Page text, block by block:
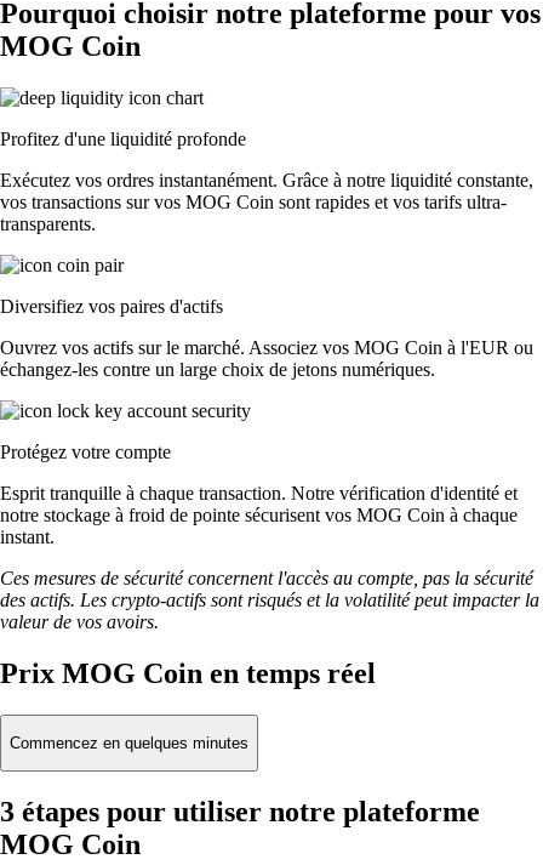
Pourquoi choisir notre plateforme pour vos
MOG Coin
Profitez d'une liquidité profonde
Exécutez vos ordres instantanément. Grâce à notre liquidité constante,
vos transactions sur vos MOG Coin sont rapides et vos tarifs ultra-
transparents.
Diversifiez vos paires d'actifs
Ouvrez vos actifs sur le marché. Associez vos MOG Coin à l'EUR ou
échangez-les contre un large choix de jetons numériques.
Protégez votre compte
Esprit tranquille à chaque transaction. Notre vérification d'identité et
notre stockage à froid de pointe sécurisent vos MOG Coin à chaque
instant.
Ces mesures de sécurité concernent l'accès au compte, pas la sécurité
des actifs. Les crypto-actifs sont risqués et la volatilité peut impacter la
valeur de vos avoirs.
Prix MOG Coin en temps réel
Commencez en quelques minutes
3 étapes pour utiliser notre plateforme
MOG Coin